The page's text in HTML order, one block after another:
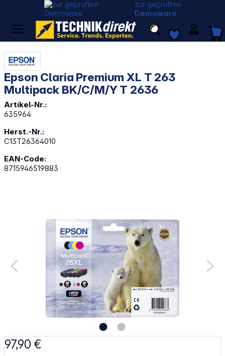
zur geprüften
Demoware
Epson Claria Premium XL T 263
Multipack BK/C/M/Y T 2636
Artikel-Nr.:
635964
Herst.-Nr.:
C13T26364010
EAN-Code:
8715946519883
97,90 €